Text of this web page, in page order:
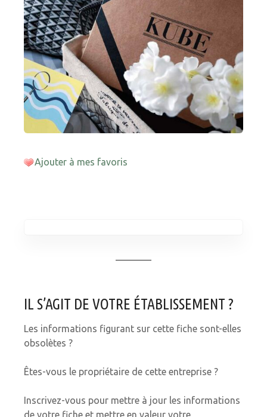
Ajouter à mes favoris
IL S’AGIT DE VOTRE ÉTABLISSEMENT ?
Les informations figurant sur cette fiche sont-elles
obsolètes ?
Êtes-vous le propriétaire de cette entreprise ?
Inscrivez-vous pour mettre à jour les informations
de votre fiche et mettre en valeur votre